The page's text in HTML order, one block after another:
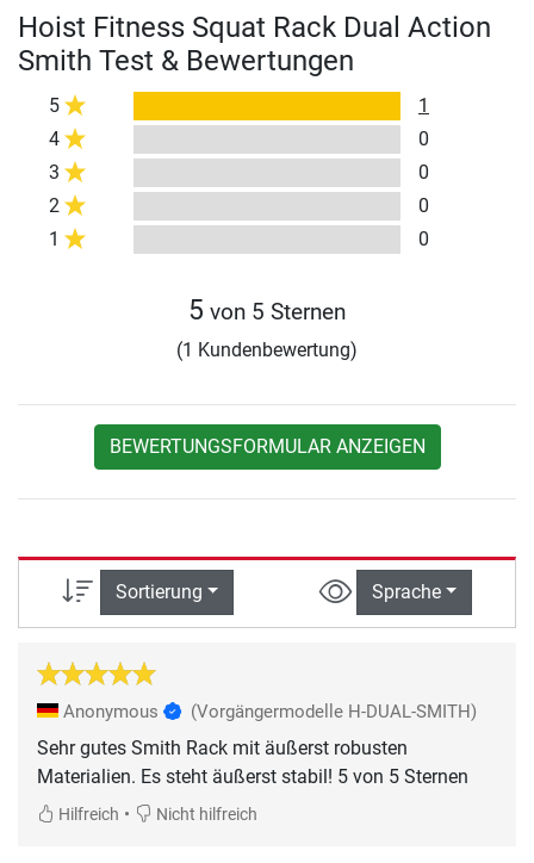
Hoist Fitness Squat Rack Dual Action
Smith Test & Bewertungen
5
1
4
0
3
0
2
0
1
0
5 von 5 Sternen
(1 Kundenbewertung)
BEWERTUNGSFORMULAR ANZEIGEN
Sortierung Sprache
Anonymous (Vorgängermodelle H-DUAL-SMITH)
Sehr gutes Smith Rack mit äußerst robusten
Materialien. Es steht äußerst stabil! 5 von 5 Sternen
Hilfreich • Nicht hilfreich